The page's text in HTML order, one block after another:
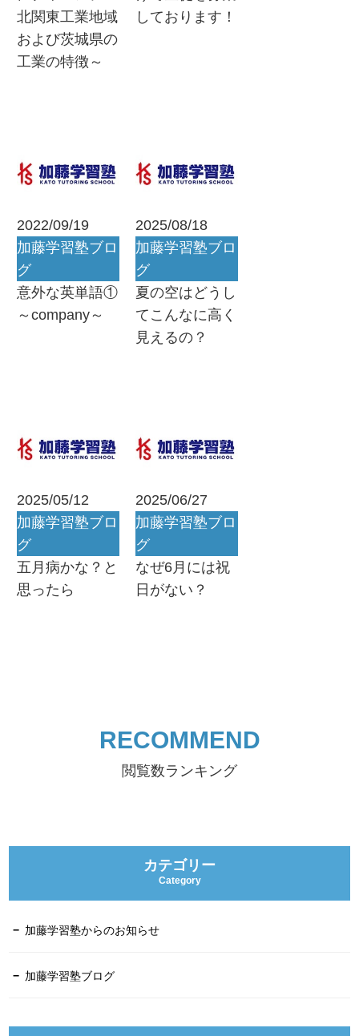
北関東工業地域
および茨城県の
工業の特徴～
しております！
2022/09/19
加藤学習塾ブロ
グ
意外な英単語①
～company～
2025/08/18
加藤学習塾ブロ
グ
夏の空はどうし
てこんなに高く
見えるの？
2025/05/12
加藤学習塾ブロ
グ
五月病かな？と
思ったら
2025/06/27
加藤学習塾ブロ
グ
なぜ6月には祝
日がない？
RECOMMEND
閲覧数ランキング
カテゴリー
Category
加藤学習塾からのお知らせ
加藤学習塾ブログ